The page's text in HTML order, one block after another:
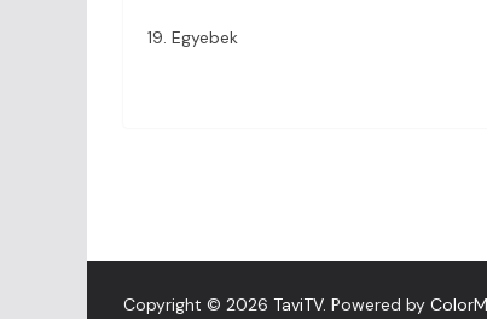
19. Egyebek
Copyright © 2026 TaviTV. Powered by